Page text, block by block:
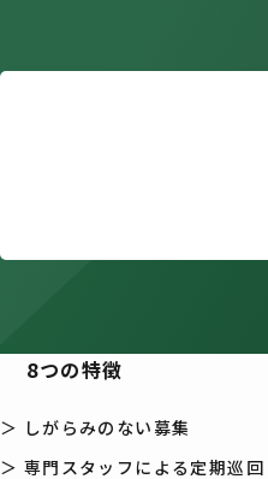
8つの特徴
＞ しがらみのない募集
＞ 専門スタッフによる定期巡回